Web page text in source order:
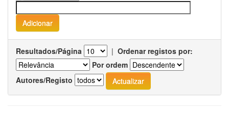
Resultados/Página | Ordenar registos por:
Por ordem
Autores/Registo